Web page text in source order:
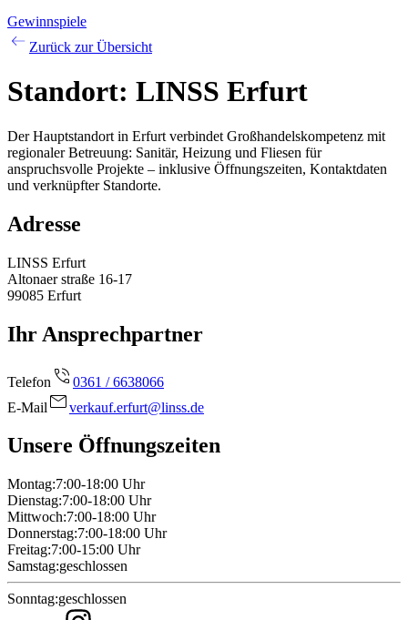
Gewinnspiele
Zurück zur Übersicht
Standort: LINSS Erfurt
Der Hauptstandort in Erfurt verbindet Großhandelskompetenz mit
regionaler Betreuung: Sanitär, Heizung und Fliesen für
anspruchsvolle Projekte – inklusive Öffnungszeiten, Kontaktdaten
und verknüpfter Standorte.
Adresse
LINSS Erfurt
Altonaer straße 16-17
99085 Erfurt
Ihr Ansprechpartner
Telefon
0361 / 6638066
E-Mail
verkauf.erfurt@linss.de
Unsere Öffnungszeiten
Montag:7:00-18:00 Uhr
Dienstag:7:00-18:00 Uhr
Mittwoch:7:00-18:00 Uhr
Donnerstag:7:00-18:00 Uhr
Freitag:7:00-15:00 Uhr
Samstag:geschlossen
Sonntag:geschlossen